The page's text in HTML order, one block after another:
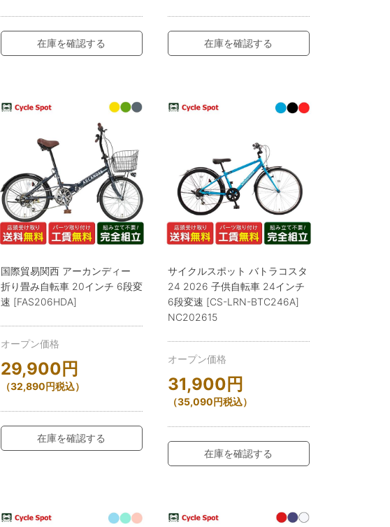
在庫を確認する 在庫を確認する
国際貿易関西 アーカンディー
折り畳み自転車 20インチ 6段変
速 [FAS206HDA]
オープン価格
29,900 円
（32,890円税込）
在庫を確認する
サイクルスポット バトラコスタ
24 2026 子供自転車 24インチ
6段変速 [CS-LRN-BTC246A]
NC202615
オープン価格
31,900 円
（35,090円税込）
在庫を確認する